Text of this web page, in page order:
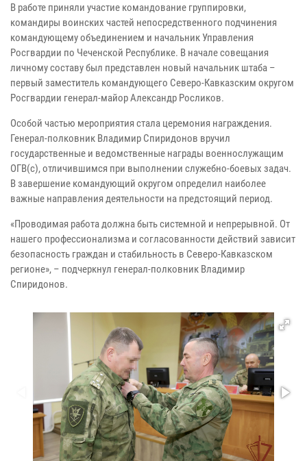
В работе приняли участие командование группировки,
командиры воинских частей непосредственного подчинения
командующему объединением и начальник Управления
Росгвардии по Чеченской Республике. В начале совещания
личному составу был представлен новый начальник штаба –
первый заместитель командующего Северо-Кавказским округом
Росгвардии генерал-майор Александр Росликов.
Особой частью мероприятия стала церемония награждения.
Генерал-полковник Владимир Спиридонов вручил
государственные и ведомственные награды военнослужащим
ОГВ(с), отличившимся при выполнении служебно-боевых задач.
В завершение командующий округом определил наиболее
важные направления деятельности на предстоящий период.
«Проводимая работа должна быть системной и непрерывной. От
нашего профессионализма и согласованности действий зависит
безопасность граждан и стабильность в Северо-Кавказском
регионе», – подчеркнул генерал-полковник Владимир
Спиридонов.